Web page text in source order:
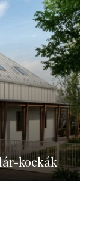
kockák